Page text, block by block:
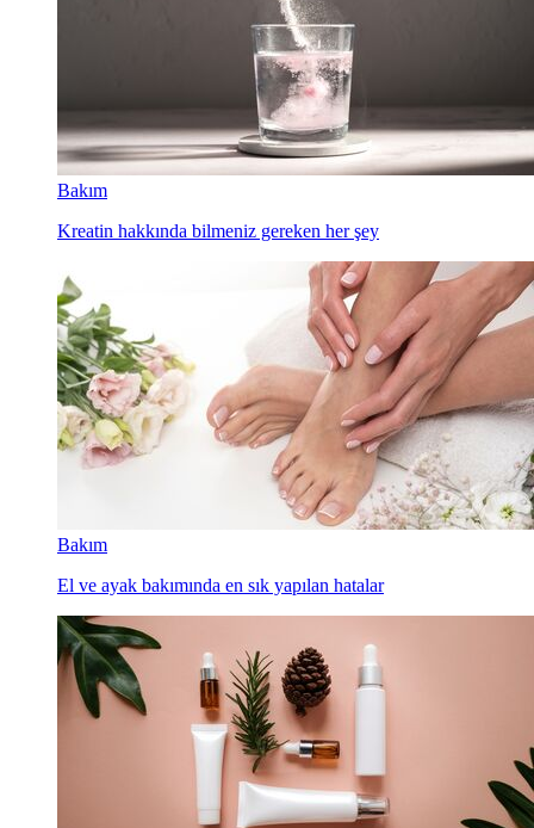
Bakım
Kreatin hakkında bilmeniz gereken her şey
Bakım
El ve ayak bakımında en sık yapılan hatalar